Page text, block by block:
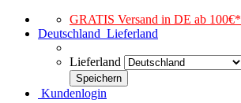
GRATIS Versand in DE ab 100€*
Deutschland Lieferland
Lieferland
Kundenlogin